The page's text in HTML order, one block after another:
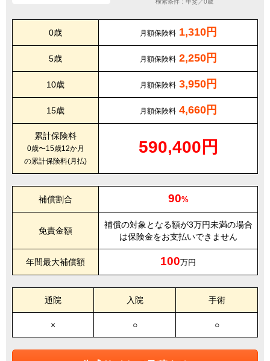
検索条件：甲斐／0歳
0歳 月額保険料 1,310円
5歳 月額保険料 2,250円
10歳 月額保険料 3,950円
15歳 月額保険料 4,660円
累計保険料
0歳〜15歳12か月
の累計保険料(月払)
590,400円
補償割合 90%
免責金額
補償の対象となる額が3万円未満の場合
は保険金をお支払いできません
年間最大補償額 100万円
通院 入院 手術
× ○ ○